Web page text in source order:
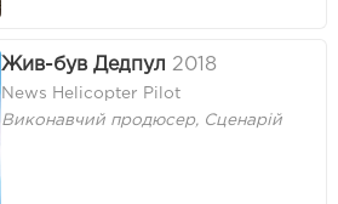
Жив-був Дедпул 2018
News Helicopter Pilot
Виконавчий продюсер, Сценарій